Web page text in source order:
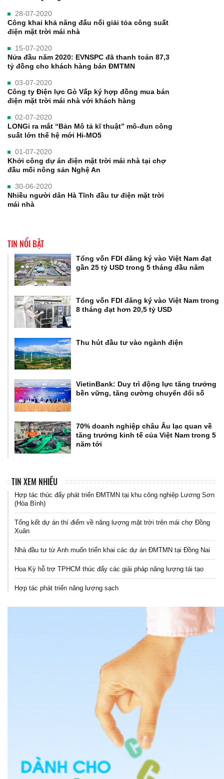
28-07-2020
Công khai khả năng đấu nối giải tỏa công suất
điện mặt trời mái nhà
15-07-2020
Nửa đầu năm 2020: EVNSPC đã thanh toán 87,3
tỷ đồng cho khách hàng bán ĐMTMN
03-07-2020
Công ty Điện lực Gò Vấp ký hợp đồng mua bán
điện mặt trời mái nhà với khách hàng
02-07-2020
LONGi ra mắt “Bản Mô tả kĩ thuật” mô-đun công
suất lớn thế hệ mới Hi-MO5
01-07-2020
Khởi công dự án điện mặt trời mái nhà tại chợ
đầu mối nông sản Nghệ An
30-06-2020
Nhiều người dân Hà Tĩnh đầu tư điện mặt trời
mái nhà
TIN NỔI BẬT
Tổng vốn FDI đăng ký vào Việt Nam đạt
gần 25 tỷ USD trong 5 tháng đầu năm
Tổng vốn FDI đăng ký vào Việt Nam trong
8 tháng đạt hơn 20,5 tỷ USD
Thu hút đầu tư vào ngành điện
VietinBank: Duy trì động lực tăng trưởng
bền vững, tăng cường chuyển đổi số
70% doanh nghiệp châu Âu lạc quan về
tăng trưởng kinh tế của Việt Nam trong 5
năm tới
TIN XEM NHIỀU
Hợp tác thúc đẩy phát triển ĐMTMN tại khu công nghiệp Lương Sơn
(Hòa Bình)
Tổng kết dự án thí điểm về năng lượng mặt trời trên mái chợ Đồng
Xuân
Nhà đầu tư từ Anh muốn triển khai các dự án ĐMTMN tại Đồng Nai
Hoa Kỳ hỗ trợ TPHCM thúc đẩy các giải pháp năng lượng tái tạo
Hợp tác phát triển năng lượng sạch